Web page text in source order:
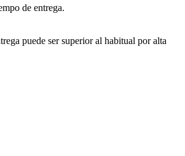
de entrega.
puede ser superior al habitual por alta